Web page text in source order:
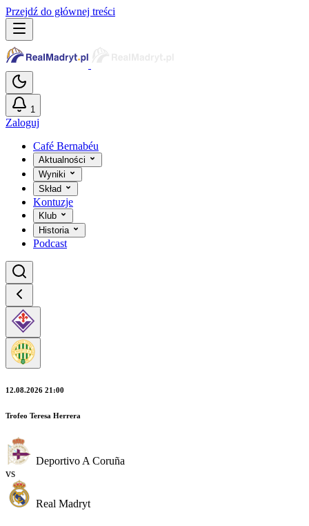
Przejdź do głównej treści
1
Zaloguj
Café Bernabéu
Aktualności
Wyniki
Skład
Kontuzje
Klub
Historia
Podcast
12.08.2026 21:00
Trofeo Teresa Herrera
Deportivo A Coruña
vs
Real Madryt